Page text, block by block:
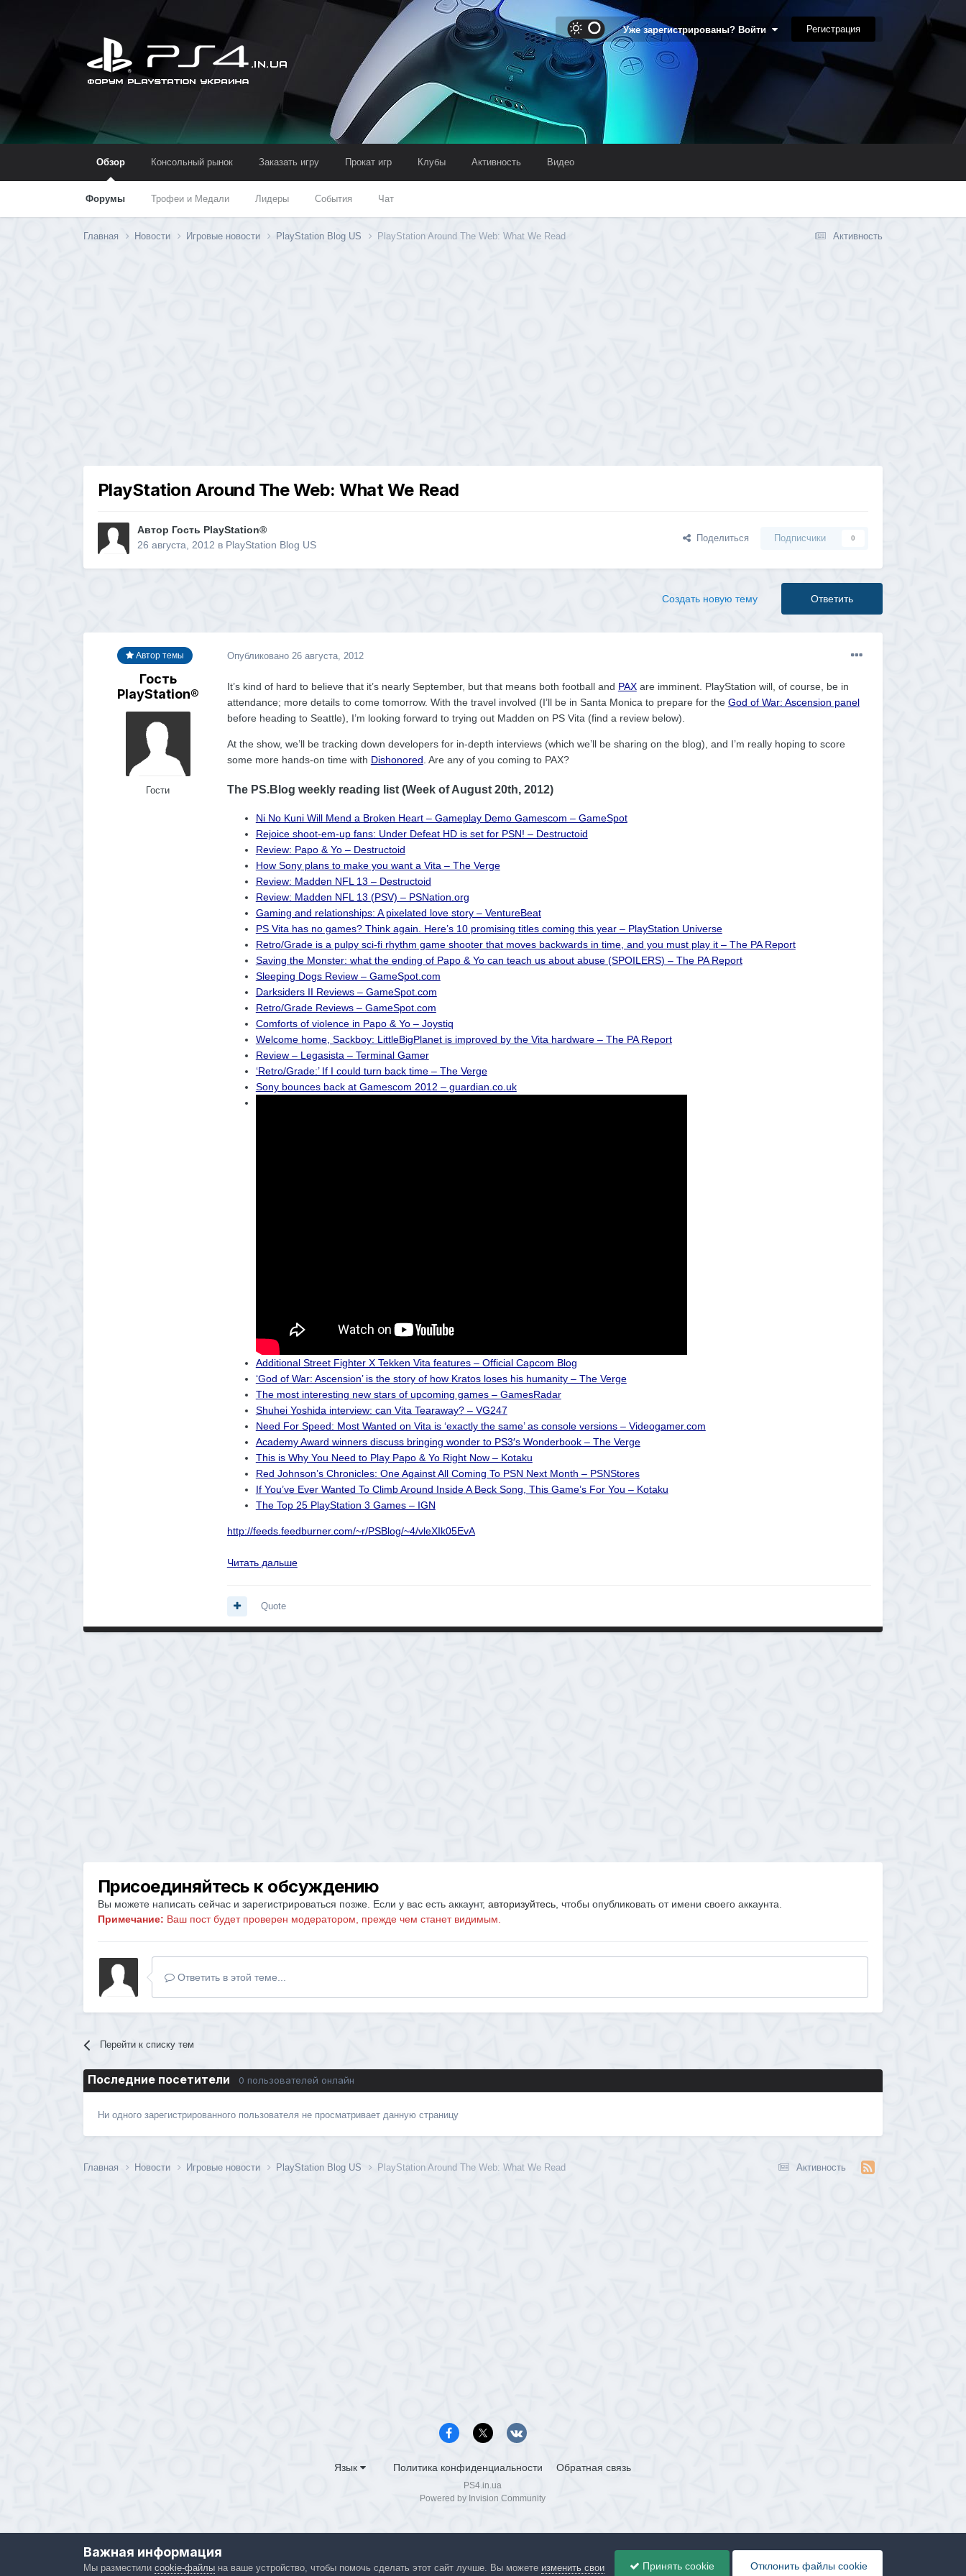
Уже зарегистрированы? Войти Регистрация
Обзор
Форумы Трофеи и Медали Лидеры События Чат
Консольный рынок Заказать игру Прокат игр Клубы Активность Видео
Активность
Главная Новости Игровые новости PlayStation Blog US PlayStation Around The Web: What We Read
PlayStation Around The Web: What We Read
Автор Гость PlayStation®
26 августа, 2012 в PlayStation Blog US
Поделиться Подписчики 0
Ответить
Создать новую тему
Автор темы
Гость
PlayStation®
Гости
Опубликовано 26 августа, 2012
It’s kind of hard to believe that it’s nearly September, but that means both football and PAXare imminent. PlayStation will, of course, be in
attendance; more details to come tomorrow. With the travel involved (I’ll be in Santa Monica to prepare for the God of War: Ascension panel
before heading to Seattle), I’m looking forward to trying out Madden on PS Vita (find a review below).
At the show, we’ll be tracking down developers for in-depth interviews (which we’ll be sharing on the blog), and I’m really hoping to score
some more hands-on time with Dishonored . Are any of you coming to PAX?
The PS.Blog weekly reading list (Week of August 20th, 2012)
Ni No Kuni Will Mend a Broken Heart – Gameplay Demo Gamescom – GameSpot
Rejoice shoot-em-up fans: Under Defeat HD is set for PSN! – Destructoid
Review: Papo & Yo – Destructoid
How Sony plans to make you want a Vita – The Verge
Review: Madden NFL 13 – Destructoid
Review: Madden NFL 13 (PSV) – PSNation.org
Gaming and relationships: A pixelated love story – VentureBeat
PS Vita has no games? Think again. Here’s 10 promising titles coming this year – PlayStation Universe
Retro/Grade is a pulpy sci-fi rhythm game shooter that moves backwards in time, and you must play it – The PA Report
Saving the Monster: what the ending of Papo & Yo can teach us about abuse (SPOILERS) – The PA Report
Sleeping Dogs Review – GameSpot.com
Darksiders II Reviews – GameSpot.com
Retro/Grade Reviews – GameSpot.com
Comforts of violence in Papo & Yo – Joystiq
Welcome home, Sackboy: LittleBigPlanet is improved by the Vita hardware – The PA Report
Review – Legasista – Terminal Gamer
‘Retro/Grade:’ If I could turn back time – The Verge
Sony bounces back at Gamescom 2012 – guardian.co.uk
Additional Street Fighter X Tekken Vita features – Official Capcom Blog
‘God of War: Ascension’ is the story of how Kratos loses his humanity – The Verge
The most interesting new stars of upcoming games – GamesRadar
Shuhei Yoshida interview: can Vita Tearaway? – VG247
Need For Speed: Most Wanted on Vita is ‘exactly the same’ as console versions – Videogamer.com
Academy Award winners discuss bringing wonder to PS3′s Wonderbook – The Verge
This is Why You Need to Play Papo & Yo Right Now – Kotaku
Red Johnson’s Chronicles: One Against All Coming To PSN Next Month – PSNStores
If You’ve Ever Wanted To Climb Around Inside A Beck Song, This Game’s For You – Kotaku
The Top 25 PlayStation 3 Games – IGN
http://feeds.feedburner.com/~r/PSBlog/~4/vleXIk05EvA
Читать дальше
Quote
Присоединяйтесь к обсуждению
Вы можете написать сейчас и зарегистрироваться позже. Если у вас есть аккаунт, авторизуйтесь, чтобы опубликовать от имени своего аккаунта.
Примечание: Ваш пост будет проверен модератором, прежде чем станет видимым.
Ответить в этой теме...
Перейти к списку тем
Последние посетители 0 пользователей онлайн
Ни одного зарегистрированного пользователя не просматривает данную страницу
Активность
Главная Новости Игровые новости PlayStation Blog US PlayStation Around The Web: What We Read
Язык Политика конфиденциальности Обратная связь
PS4.in.ua
Powered by Invision Community
Важная информация
Мы разместили cookie-файлына ваше устройство, чтобы помочь сделать этот сайт лучше. Вы можете изменить свои Принять cookie Отклонить файлы сookie